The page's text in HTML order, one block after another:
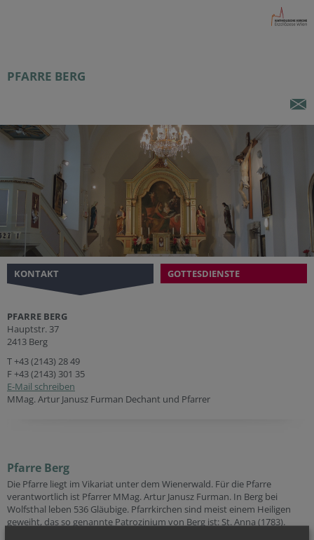
PFARRE BERG
KONTAKT GOTTESDIENSTE
PFARRE BERG
Hauptstr. 37
2413 Berg
T+43 (2143) 28 49
F +43 (2143) 301 35
E-Mail schreiben
MMag. Artur Janusz Furman Dechant und Pfarrer
Pfarre Berg
Die Pfarre liegt im Vikariat unter dem Wienerwald. Für die Pfarre
verantwortlich ist Pfarrer MMag. Artur Janusz Furman. In Berg bei
Wolfsthal leben 536 Gläubige. Pfarrkirchen sind meist einem Heiligen
geweiht, das so genannte Patrozinium von Berg ist: St. Anna (1783).